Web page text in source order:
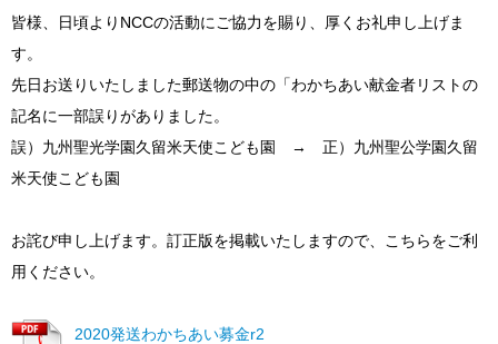
皆様、日頃よりNCCの活動にご協力を賜り、厚くお礼申し上げま
す。
先日お送りいたしました郵送物の中の「わかちあい献金者リストの
記名に一部誤りがありました。
誤）九州聖光学園久留米天使こども園 → 正）九州聖公学園久留
米天使こども園
お詫び申し上げます。訂正版を掲載いたしますので、こちらをご利
用ください。
2020発送わかちあい募金r2